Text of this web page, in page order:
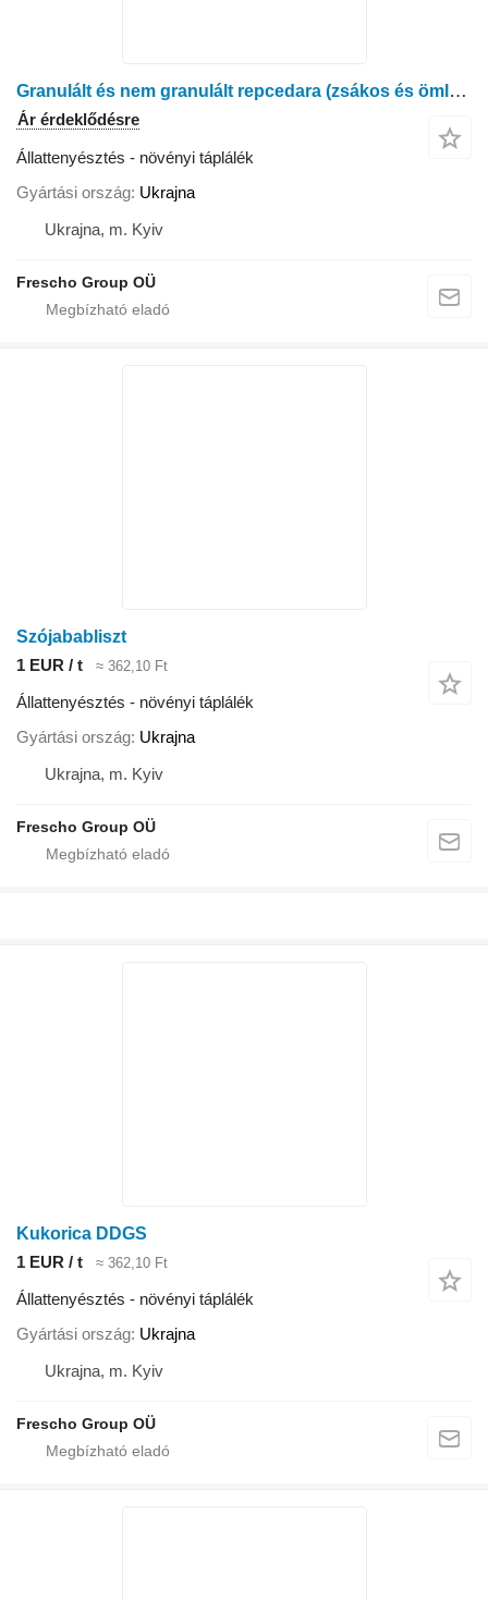
Granulált és nem granulált repcedara (zsákos és ömlesztett)
Ár érdeklődésre
Állattenyésztés - növényi táplálék
Gyártási ország Ukrajna
Ukrajna, m. Kyiv
Frescho Group OÜ
Szójababliszt
1 EUR / t
≈ 362,10 Ft
Állattenyésztés - növényi táplálék
Gyártási ország Ukrajna
Ukrajna, m. Kyiv
Frescho Group OÜ
Kukorica DDGS
1 EUR / t
≈ 362,10 Ft
Állattenyésztés - növényi táplálék
Gyártási ország Ukrajna
Ukrajna, m. Kyiv
Frescho Group OÜ